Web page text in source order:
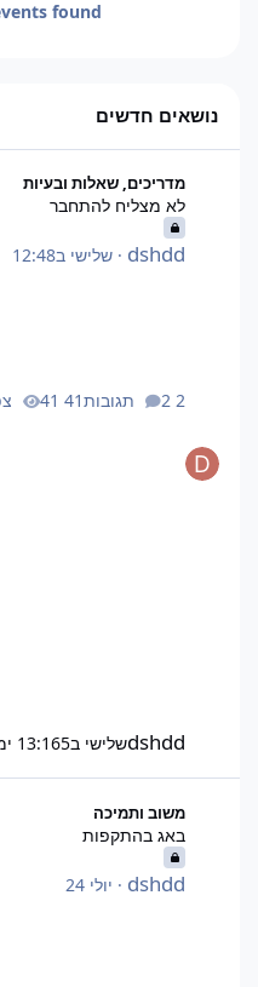
found
נושאים חדשים
מדריכים, שאלות ובעיות
לא מצליח להתחבר
dshdd
· שלישי ב12:48
2 תגובות 41 צפיות
dshddשלישי ב13:165 ימים
משוב ותמיכה
באג בהתקפות
dshdd
· יולי 24